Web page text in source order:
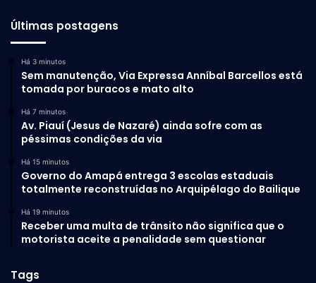
Últimas postagens
Há 3 minutos
Sem manutenção, Via Expressa Anníbal Barcellos está
tomada por buracos e mato alto
Há 7 minutos
Av. Piauí (Jesus de Nazaré) ainda sofre com as
péssimas condições da via
Há 15 minutos
Governo do Amapá entrega 3 escolas estaduais
totalmente reconstruídas no Arquipélago do Bailique
Há 19 minutos
Receber uma multa de trânsito não significa que o
motorista aceite a penalidade sem questionar
Tags